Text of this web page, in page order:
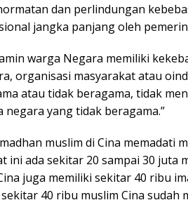
dan perlindungan
jangka panjang oleh
warga Negara memiliki
organisasi masyarakat atau
atau tidak beragama, tidak
yang tidak beragama.”
muslim di Cina memadati
ini ada sekitar 20 sampai 30 juta
juga memiliki sekitar 40 ribu
40 ribu muslim Cina sudah